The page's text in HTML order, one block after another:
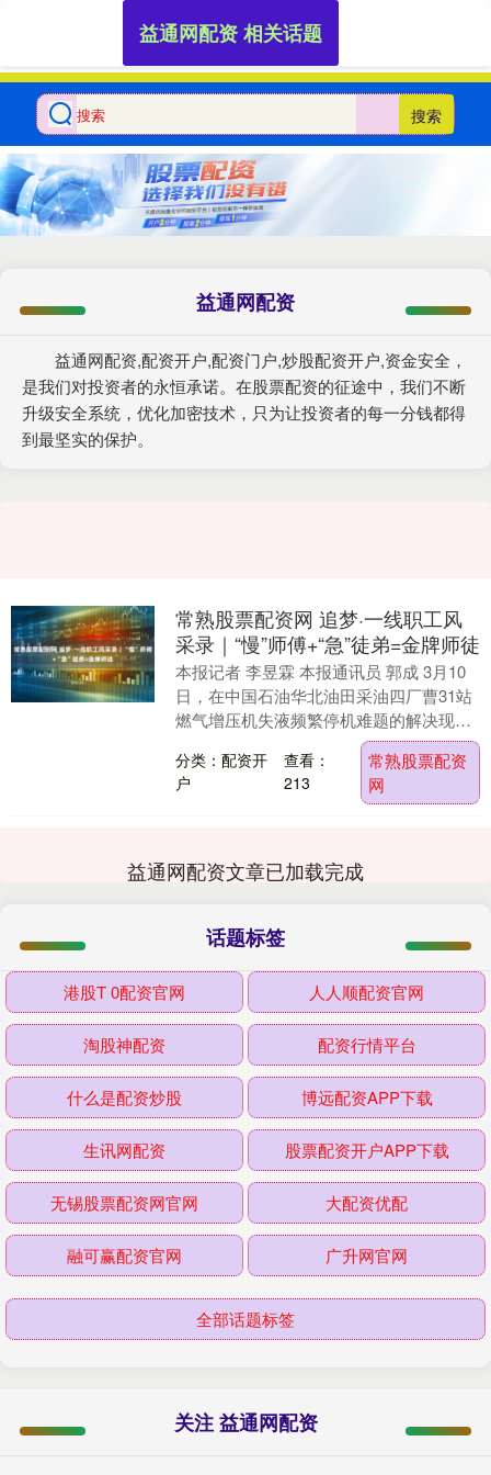
搜索
益通网配资
益通网配资,配资开户,配资门户,炒股配资开户,资金安全，
是我们对投资者的永恒承诺。在股票配资的征途中，我们不断
升级安全系统，优化加密技术，只为让投资者的每一分钱都得
到最坚实的保护。
益通网配资 相关话题
常熟股票配资网 追梦·一线职工风
采录｜“慢”师傅+“急”徒弟=金牌师徒
本报记者 李昱霖 本报通讯员 郭成 3月10
日，在中国石油华北油田采油四厂曹31站
燃气增压机失液频繁停机难题的解决现
场，白宁紧跟在师傅徐立东身旁，认真倾
听着，时....
分类：配资开
户
查看：
213
常熟股票配资
网
益通网配资文章已加载完成
话题标签
港股T 0配资官网 人人顺配资官网
淘股神配资 配资行情平台
什么是配资炒股 博远配资APP下载
生讯网配资 股票配资开户APP下载
无锡股票配资网官网 大配资优配
融可赢配资官网 广升网官网
全部话题标签
关注 益通网配资